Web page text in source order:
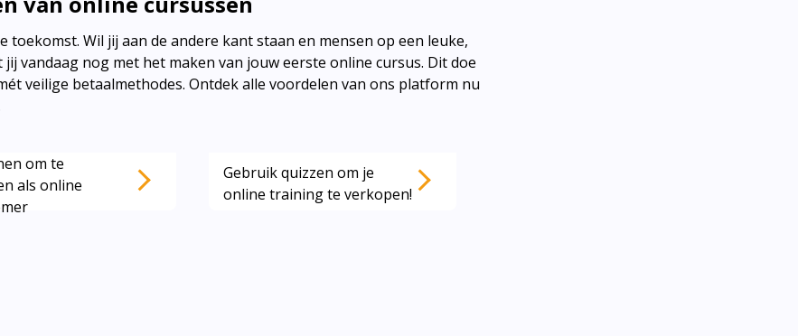
Wil jij aan de andere kant staan en mensen op een leuke,
vandaag nog met het maken van jouw eerste online cursus. Dit doe
veilige betaalmethodes. Ontdek alle voordelen van ons platform nu
om te
als online
Gebruik quizzen om je
online training te verkopen!